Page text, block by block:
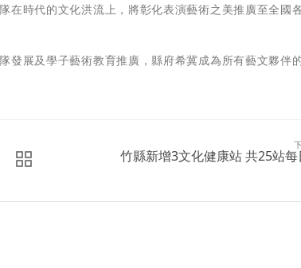
在時代的文化洪流上，將彰化表演藝術之美推廣至全國
發展及學子藝術教育推廣，縣府希冀成為所有藝文夥伴
竹縣新增3文化健康站 共25站每